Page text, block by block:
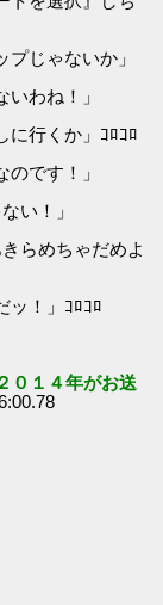
じゃないか」
わね！」
に行くか」ｺﾛｺﾛ
です！」
い！」
らめちゃだめよ
ッ！」ｺﾛｺﾛ
０１４年がお送